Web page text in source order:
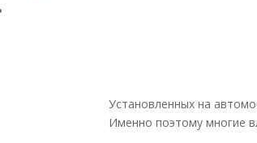
Установленных на
Именно поэтому многие